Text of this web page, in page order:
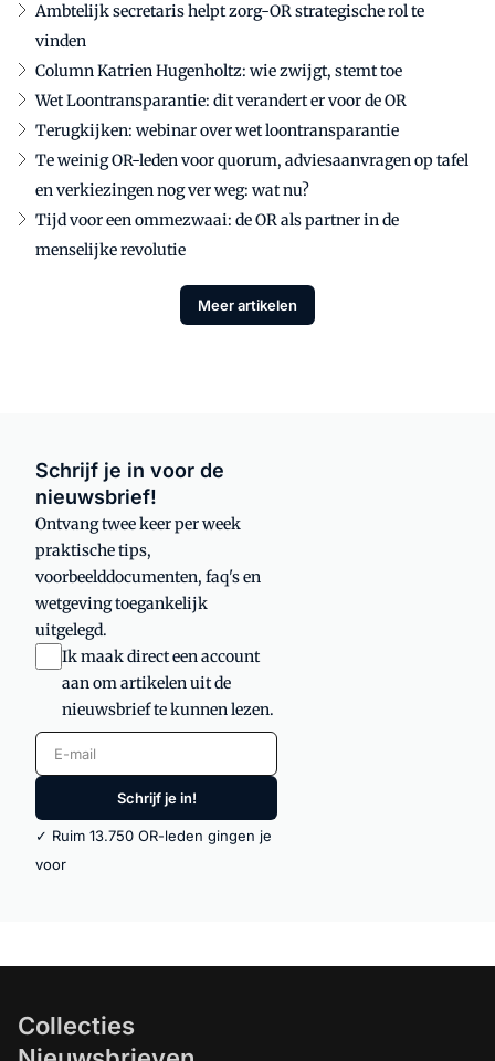
Ambtelijk secretaris helpt zorg-OR strategische rol te
vinden
Column Katrien Hugenholtz: wie zwijgt, stemt toe
Wet Loontransparantie: dit verandert er voor de OR
Terugkijken: webinar over wet loontransparantie
Te weinig OR-leden voor quorum, adviesaanvragen op tafel
en verkiezingen nog ver weg: wat nu?
Tijd voor een ommezwaai: de OR als partner in de
menselijke revolutie
Meer artikelen
Schrijf je in voor de
nieuwsbrief!
Ontvang twee keer per week
praktische tips,
voorbeelddocumenten, faq's en
wetgeving toegankelijk
uitgelegd.
Ik maak direct een account
aan om artikelen uit de
nieuwsbrief te kunnen lezen.
E-mail
Schrijf je in!
✓ Ruim 13.750 OR-leden gingen je
voor
Collecties